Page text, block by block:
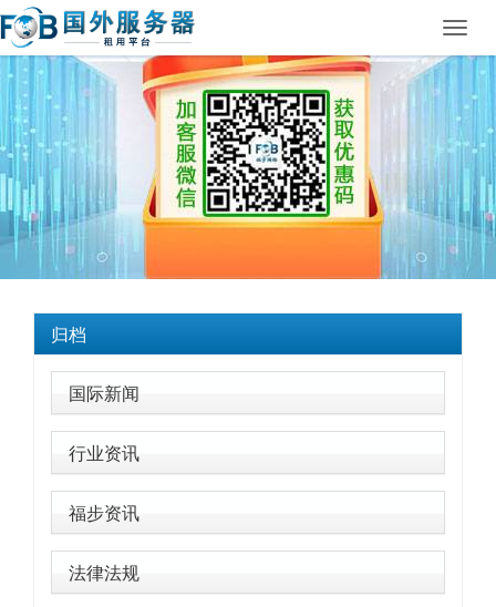
归档
国际新闻
行业资讯
福步资讯
法律法规